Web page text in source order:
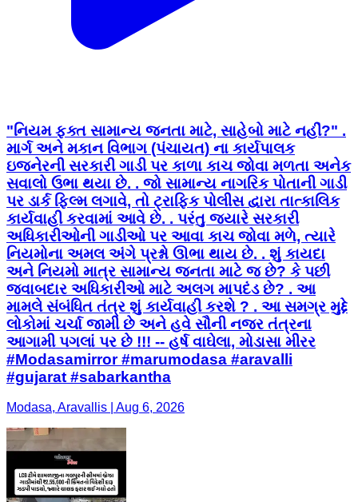
"નિયમ ફક્ત સામાન્ય જનતા માટે, સાહેબો માટે નહીં?" .
માર્ગ અને મકાન વિભાગ (પંચાયત) ના કાર્યપાલક
ઇજનેરની સરકારી ગાડી પર કાળા કાચ જોવા મળતા અનેક
સવાલો ઉભા થયા છે. . જો સામાન્ય નાગરિક પોતાની ગાડી
પર ડાર્ક ફિલ્મ લગાવે, તો ટ્રાફિક પોલીસ દ્વારા તાત્કાલિક
કાર્યવાહી કરવામાં આવે છે. . પરંતુ જ્યારે સરકારી
અધિકારીઓની ગાડીઓ પર આવા કાચ જોવા મળે, ત્યારે
નિયમોના અમલ અંગે પ્રશ્નો ઊભા થાય છે. . શું કાયદા
અને નિયમો માત્ર સામાન્ય જનતા માટે જ છે? કે પછી
જવાબદાર અધિકારીઓ માટે અલગ માપદંડ છે? . આ
મામલે સંબંધિત તંત્ર શું કાર્યવાહી કરશે ? . આ સમગ્ર મુદ્દે
લોકોમાં ચર્ચા જામી છે અને હવે સૌની નજર તંત્રના
આગામી પગલાં પર છે !!! -- હર્ષ વાઘેલા, મોડાસા મીરર
#Modasamirror #marumodasa #aravalli
#gujarat #sabarkantha
Modasa, Aravallis | Aug 6, 2026